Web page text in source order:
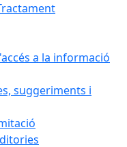
a la informació
suggeriments i